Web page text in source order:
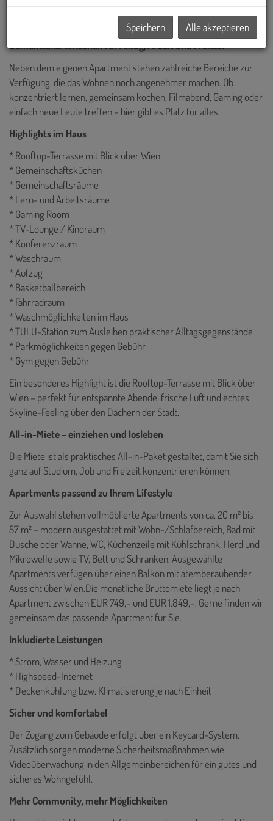
Ein Wohngefühl, das perfekt zwischen Studium, Arbeit, Freizeit
Gemeinschaftsflächen für Alltag, Arbeit und Freizeit
Neben dem eigenen Apartment stehen zahlreiche Bereiche zur
Verfügung, die das Wohnen noch angenehmer machen. Ob
konzentriert lernen, gemeinsam kochen, Filmabend, Gaming oder
einfach neue Leute treffen – hier gibt es Platz für alles.
Highlights im Haus
* Rooftop-Terrasse mit Blick über Wien
* Gemeinschaftsküchen
* Gemeinschaftsräume
* Lern- und Arbeitsräume
* Gaming Room
* TV-Lounge / Kinoraum
* Konferenzraum
* Waschraum
* Aufzug
* Basketballbereich
* Fahrradraum
* Waschmöglichkeiten im Haus
* TULU-Station zum Ausleihen praktischer Alltagsgegenstände
* Parkmöglichkeiten gegen Gebühr
* Gym gegen Gebühr
Ein besonderes Highlight ist die Rooftop-Terrasse mit Blick über
Wien – perfekt für entspannte Abende, frische Luft und echtes
Skyline-Feeling über den Dächern der Stadt.
All-in-Miete – einziehen und losleben
Die Miete ist als praktisches All-in-Paket gestaltet, damit Sie sich
ganz auf Studium, Job und Freizeit konzentrieren können.
Apartments passend zu Ihrem Lifestyle
Zur Auswahl stehen vollmöblierte Apartments von ca. 20 m² bis
57 m² – modern ausgestattet mit Wohn-/Schlafbereich, Bad mit
Dusche oder Wanne, WC, Küchenzeile mit Kühlschrank, Herd und
Mikrowelle sowie TV, Bett und Schränken. Ausgewählte
Apartments verfügen über einen Balkon mit atemberaubender
Aussicht über Wien.Die monatliche Bruttomiete liegt je nach
Apartment zwischen EUR 749,– und EUR 1.849,–. Gerne finden wir
gemeinsam das passende Apartment für Sie.
Inkludierte Leistungen
* Strom, Wasser und Heizung
* Highspeed-Internet
* Deckenkühlung bzw. Klimatisierung je nach Einheit
Sicher und komfortabel
Der Zugang zum Gebäude erfolgt über ein Keycard-System.
Zusätzlich sorgen moderne Sicherheitsmaßnahmen wie
Videoüberwachung in den Allgemeinbereichen für ein gutes und
sicheres Wohngefühl.
Mehr Community, mehr Möglichkeiten
Speichern Alle akzeptieren